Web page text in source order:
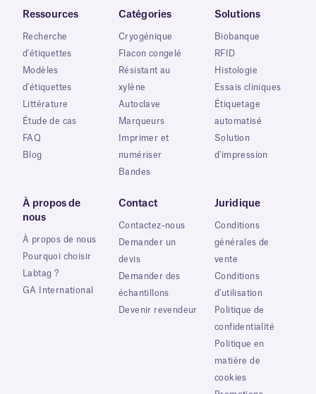
Ressources
Recherche
d'étiquettes
Modèles
d'étiquettes
Littérature
Étude de cas
FAQ
Blog
Catégories
Cryogénique
Flacon congelé
Résistant au
xylène
Autoclave
Marqueurs
Imprimer et
numériser
Bandes
Solutions
Biobanque
RFID
Histologie
Essais cliniques
Étiquetage
automatisé
Solution
d'impression
À propos de
nous
À propos de nous
Pourquoi choisir
Labtag ?
GA International
Contact
Contactez-nous
Demander un
devis
Demander des
échantillons
Devenir revendeur
Juridique
Conditions
générales de
vente
Conditions
d'utilisation
Politique de
confidentialité
Politique en
matière de
cookies